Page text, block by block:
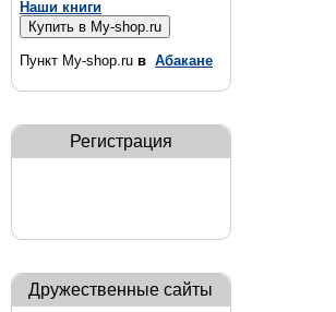
Наши книги
Пункт My-shop.ru в Абакане
Регистрация
Дружественные сайты